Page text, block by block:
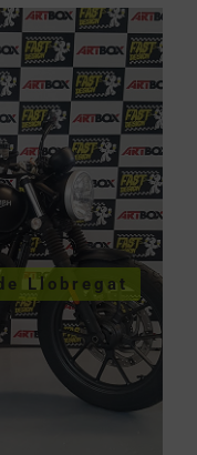
Llobregat
Prat de